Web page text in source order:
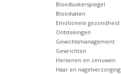
Bloedsuikerspiegel
Bloedvaten
Emotionele gezondheid
Ontstekingen
Gewichtsmanagement
Gewrichten
Hersenen en zenuwen
Haar en nagelverzorging